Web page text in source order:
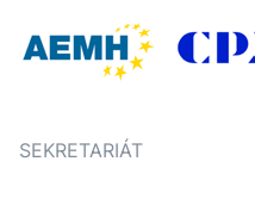
SEKRETARIÁT